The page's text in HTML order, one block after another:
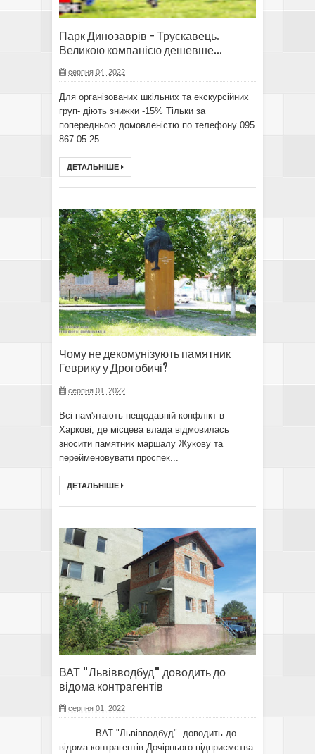
Парк Динозаврів - Трускавець.
Великою компанією дешевше...
серпня 04, 2022
Для організованих шкільних та екскурсійних
груп- діють знижки -15% Тільки за
попередньою домовленістю по телефону 095
867 05 25
ДЕТАЛЬНІШЕ
Чому не декомунізують памятник
Геврику у Дрогобичі?
серпня 01, 2022
Всі пам'ятають нещодавній конфлікт в
Харкові, де місцева влада відмовилась
зносити памятник маршалу Жукову та
перейменовувати проспек...
ДЕТАЛЬНІШЕ
ВАТ "Львівводбуд" доводить до
відома контрагентів
серпня 01, 2022
ВАТ "Львівводбуд" доводить до
відома контрагентів Дочірнього підприємства